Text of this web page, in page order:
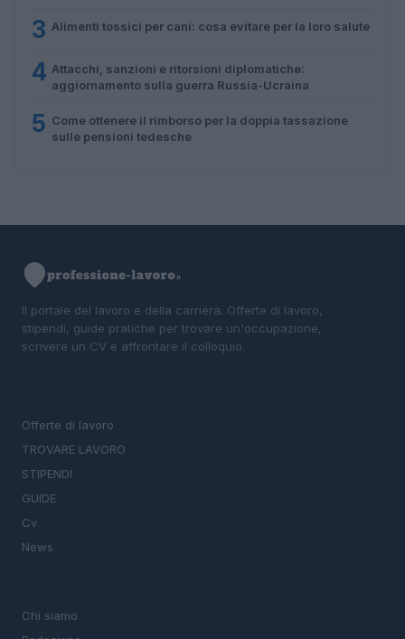
3 Alimenti tossici per cani: cosa evitare per la loro salute
4 Attacchi, sanzioni e ritorsioni diplomatiche:
aggiornamento sulla guerra Russia-Ucraina
5 Come ottenere il rimborso per la doppia tassazione
sulle pensioni tedesche
Il portale del lavoro e della carriera. Offerte di lavoro,
stipendi, guide pratiche per trovare un'occupazione,
scrivere un CV e affrontare il colloquio.
Offerte di lavoro
TROVARE LAVORO
STIPENDI
GUIDE
Cv
News
Chi siamo